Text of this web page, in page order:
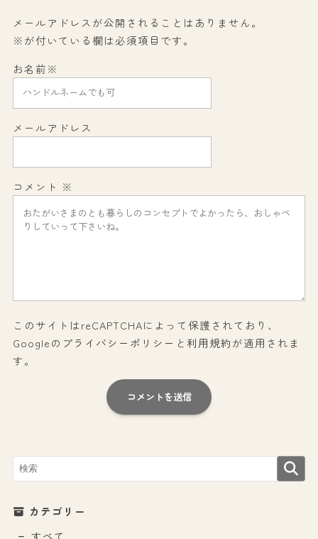
メールアドレスが公開されることはありません。
※が付いている欄は必須項目です。
お名前※
メールアドレス
コメント ※
このサイトはreCAPTCHAによって保護されており、
Googleの プライバシーポリシー と利用規約が適用されま
す。
カテゴリー
すべて